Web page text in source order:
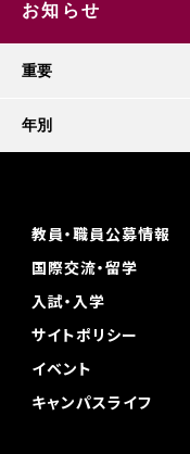
お知らせ
重要
年別
教員・職員公募情報
国際交流・留学
入試・入学
サイトポリシー
イベント
キャンパスライフ